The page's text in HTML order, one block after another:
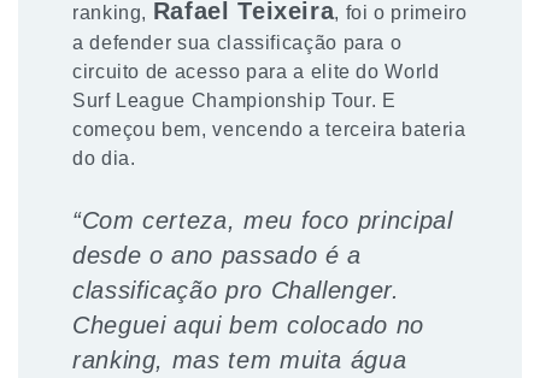
ranking, Rafael Teixeira, foi o primeiro
a defender sua classificação para o
circuito de acesso para a elite do World
Surf League Championship Tour. E
começou bem, vencendo a terceira bateria
do dia.
“Com certeza, meu foco principal
desde o ano passado é a
classificação pro Challenger.
Cheguei aqui bem colocado no
ranking, mas tem muita água